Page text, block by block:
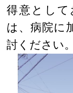
得意とし
は、病院に
討ください。